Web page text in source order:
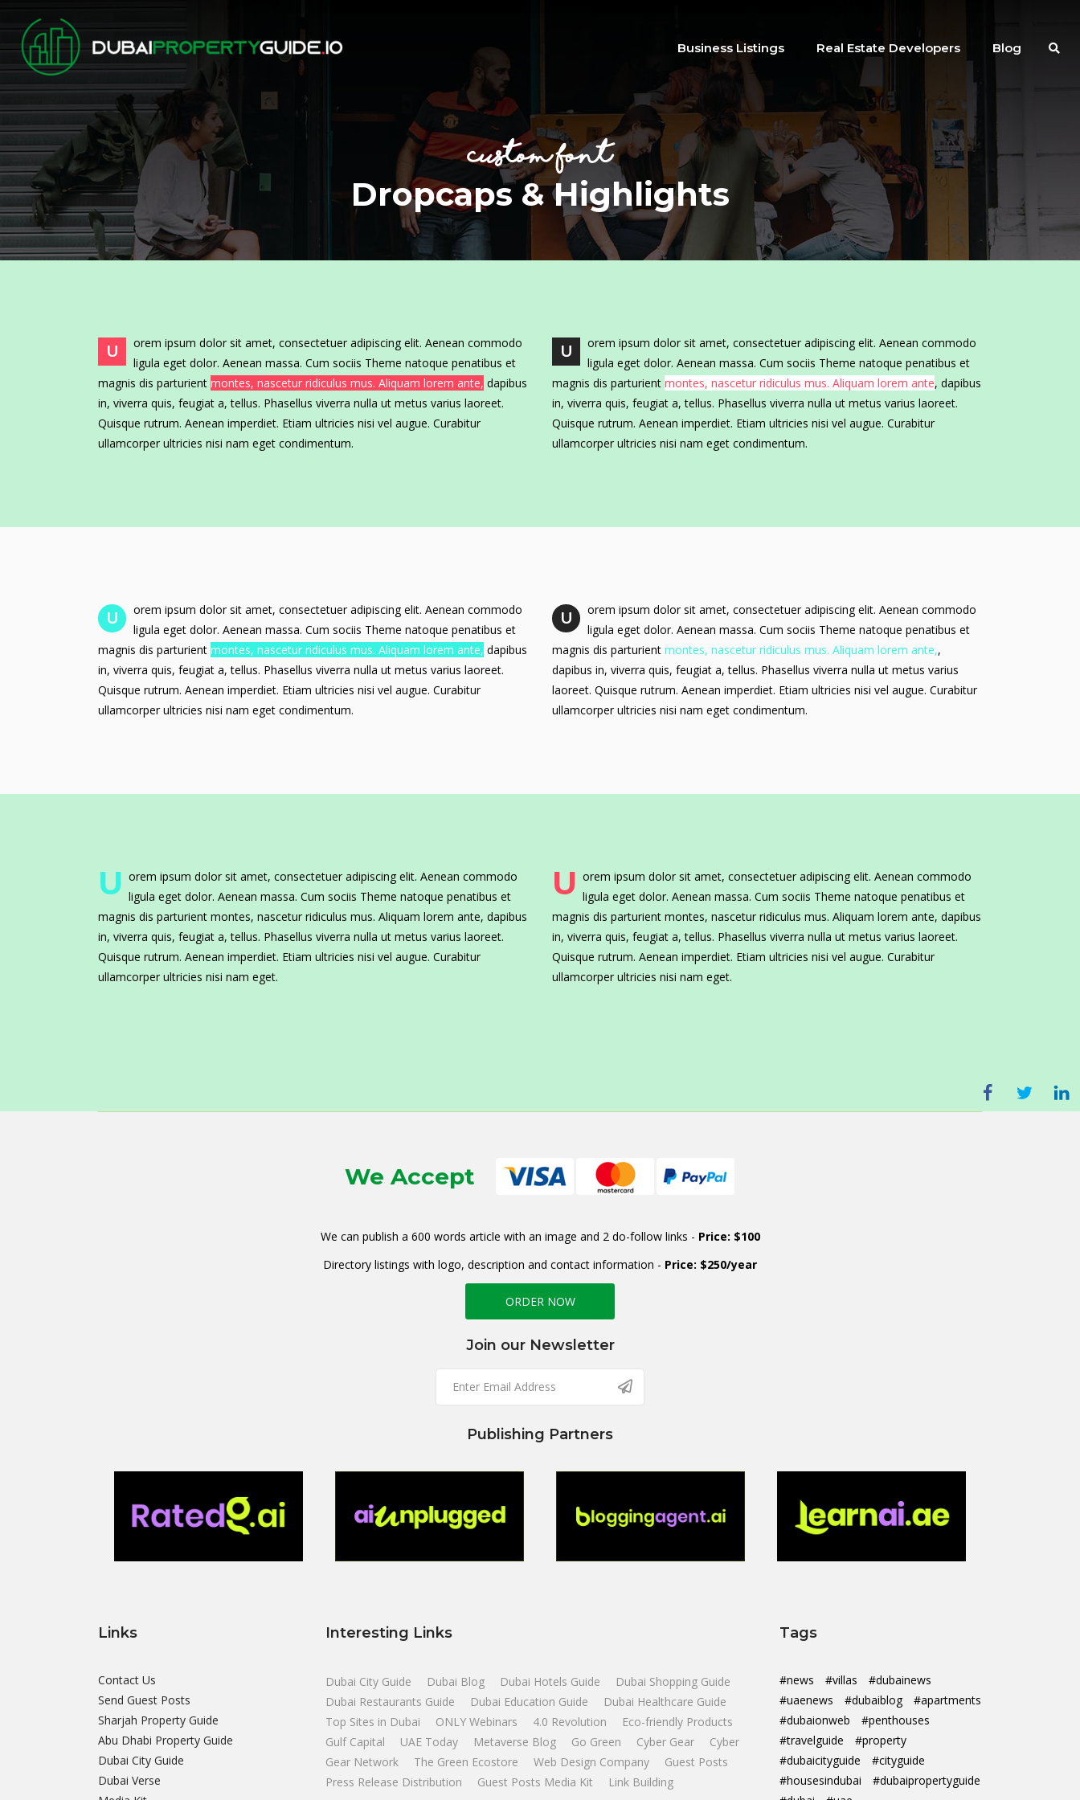
Business Listings Real Estate Developers Blog
custom font
Dropcaps & Highlights
U
orem ipsum dolor sit amet, consectetuer adipiscing elit. Aenean commodo
ligula eget dolor. Aenean massa. Cum sociis Theme natoque penatibus et
magnis dis parturient montes, nascetur ridiculus mus. Aliquam lorem ante, dapibus
in, viverra quis, feugiat a, tellus. Phasellus viverra nulla ut metus varius laoreet.
Quisque rutrum. Aenean imperdiet. Etiam ultricies nisi vel augue. Curabitur
ullamcorper ultricies nisi nam eget condimentum.
U
orem ipsum dolor sit amet, consectetuer adipiscing elit. Aenean commodo
ligula eget dolor. Aenean massa. Cum sociis Theme natoque penatibus et
magnis dis parturient montes, nascetur ridiculus mus. Aliquam lorem ante, dapibus
in, viverra quis, feugiat a, tellus. Phasellus viverra nulla ut metus varius laoreet.
Quisque rutrum. Aenean imperdiet. Etiam ultricies nisi vel augue. Curabitur
ullamcorper ultricies nisi nam eget condimentum.
U
orem ipsum dolor sit amet, consectetuer adipiscing elit. Aenean commodo
ligula eget dolor. Aenean massa. Cum sociis Theme natoque penatibus et
magnis dis parturient montes, nascetur ridiculus mus. Aliquam lorem ante, dapibus
in, viverra quis, feugiat a, tellus. Phasellus viverra nulla ut metus varius laoreet.
Quisque rutrum. Aenean imperdiet. Etiam ultricies nisi vel augue. Curabitur
ullamcorper ultricies nisi nam eget condimentum.
U
orem ipsum dolor sit amet, consectetuer adipiscing elit. Aenean commodo
ligula eget dolor. Aenean massa. Cum sociis Theme natoque penatibus et
magnis dis parturient montes, nascetur ridiculus mus. Aliquam lorem ante,,
dapibus in, viverra quis, feugiat a, tellus. Phasellus viverra nulla ut metus varius
laoreet. Quisque rutrum. Aenean imperdiet. Etiam ultricies nisi vel augue. Curabitur
ullamcorper ultricies nisi nam eget condimentum.
U orem ipsum dolor sit amet, consectetuer adipiscing elit. Aenean commodo
ligula eget dolor. Aenean massa. Cum sociis Theme natoque penatibus et
magnis dis parturient montes, nascetur ridiculus mus. Aliquam lorem ante, dapibus
in, viverra quis, feugiat a, tellus. Phasellus viverra nulla ut metus varius laoreet.
Quisque rutrum. Aenean imperdiet. Etiam ultricies nisi vel augue. Curabitur
ullamcorper ultricies nisi nam eget.
U orem ipsum dolor sit amet, consectetuer adipiscing elit. Aenean commodo
ligula eget dolor. Aenean massa. Cum sociis Theme natoque penatibus et
magnis dis parturient montes, nascetur ridiculus mus. Aliquam lorem ante, dapibus
in, viverra quis, feugiat a, tellus. Phasellus viverra nulla ut metus varius laoreet.
Quisque rutrum. Aenean imperdiet. Etiam ultricies nisi vel augue. Curabitur
ullamcorper ultricies nisi nam eget.
We Accept
We can publish a 600 words article with an image and 2 do-follow links - Price: $100
Directory listings with logo, description and contact information - Price: $250/year
ORDER NOW
Join our Newsletter
Publishing Partners
Links
Contact Us
Send Guest Posts
Sharjah Property Guide
Abu Dhabi Property Guide
Dubai City Guide
Dubai Verse
Interesting Links
Dubai City Guide Dubai Blog Dubai Hotels Guide
Dubai Shopping Guide
Dubai Restaurants Guide
Dubai Education Guide
Dubai Healthcare Guide
Top Sites in Dubai
ONLY Webinars 4.0 Revolution
Eco-friendly Products
Gulf Capital
UAE Today Metaverse Blog Go Green Cyber Gear
Cyber
Gear Network
The Green Ecostore Web Design Company
Guest Posts
Press Release Distribution
Guest Posts Media Kit Link Building
Tags
#news #villas
#dubainews
#uaenews
#dubaiblog
#apartments
#dubaionweb
#penthouses
#travelguide
#property
#dubaicityguide
#cityguide
#housesindubai
#dubaipropertyguide